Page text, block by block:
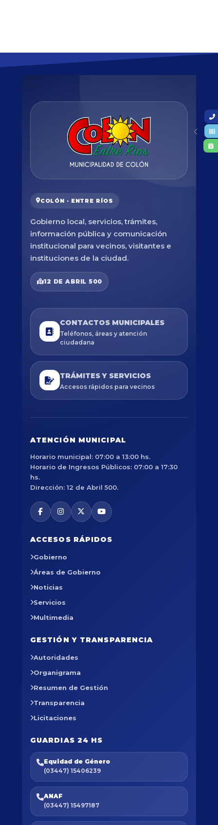
COLÓN · ENTRE RÍOS
Gobierno local, servicios, trámites,
información pública y comunicación
institucional para vecinos, visitantes e
instituciones de la ciudad.
12 DE ABRIL 500
CONTACTOS MUNICIPALES
Teléfonos, áreas y atención
ciudadana
TRÁMITES Y SERVICIOS
Accesos rápidos para vecinos
ATENCIÓN MUNICIPAL
Horario municipal: 07:00 a 13:00 hs.
Horario de Ingresos Públicos: 07:00 a 17:30
hs.
Dirección: 12 de Abril 500.
ACCESOS RÁPIDOS
Gobierno
Áreas de Gobierno
Noticias
Servicios
Multimedia
GESTIÓN Y TRANSPARENCIA
Autoridades
Organigrama
Resumen de Gestión
Transparencia
Licitaciones
GUARDIAS 24 HS
Equidad de Género
(03447) 15406239
ANAF
(03447) 15497187